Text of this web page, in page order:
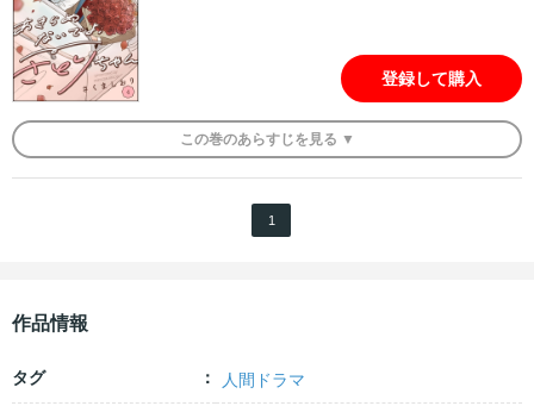
登録して購入
この巻のあらすじを 見る ▼
1
作品情報
タグ 人間ドラマ